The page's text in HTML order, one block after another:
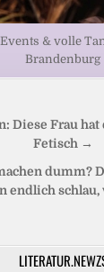
& volle
Brandenburg
Diese Frau
Fetisch →
dumm?
endlich schlau,